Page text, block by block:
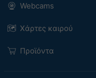
Webcams
Χάρτες καιρού
Προϊόντα